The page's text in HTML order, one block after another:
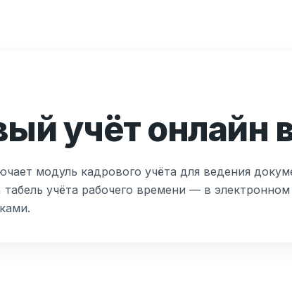
учёт онлайн
модуль кадрового учёта для ведения
учёта рабочего времени — в